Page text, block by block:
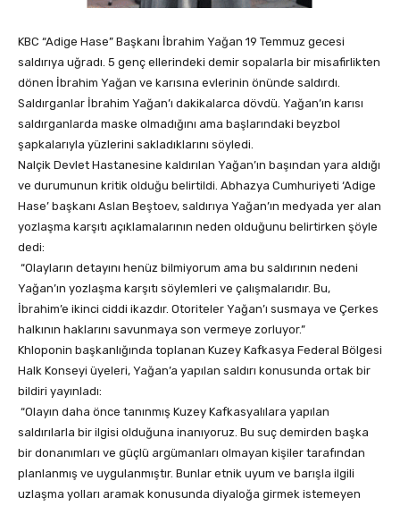
KBC “Adige Hase” Başkanı İbrahim Yağan 19 Temmuz gecesi
saldırıya uğradı. 5 genç ellerindeki demir sopalarla bir misafirlikten
dönen İbrahim Yağan ve karısına evlerinin önünde saldırdı.
Saldırganlar İbrahim Yağan’ı dakikalarca dövdü. Yağan’ın karısı
saldırganlarda maske olmadığını ama başlarındaki beyzbol
şapkalarıyla yüzlerini sakladıklarını söyledi.
Nalçik Devlet Hastanesine kaldırılan Yağan’ın başından yara aldığı
ve durumunun kritik olduğu belirtildi. Abhazya Cumhuriyeti ‘Adige
Hase’ başkanı Aslan Beştoev, saldırıya Yağan’ın medyada yer alan
yozlaşma karşıtı açıklamalarının neden olduğunu belirtirken şöyle
dedi:
“Olayların detayını henüz bilmiyorum ama bu saldırının nedeni
Yağan’ın yozlaşma karşıtı söylemleri ve çalışmalarıdır. Bu,
İbrahim’e ikinci ciddi ikazdır. Otoriteler Yağan’ı susmaya ve Çerkes
halkının haklarını savunmaya son vermeye zorluyor.”
Khloponin başkanlığında toplanan Kuzey Kafkasya Federal Bölgesi
Halk Konseyi üyeleri, Yağan’a yapılan saldırı konusunda ortak bir
bildiri yayınladı:
“Olayın daha önce tanınmış Kuzey Kafkasyalılara yapılan
saldırılarla bir ilgisi olduğuna inanıyoruz. Bu suç demirden başka
bir donanımları ve güçlü argümanları olmayan kişiler tarafından
planlanmış ve uygulanmıştır. Bunlar etnik uyum ve barışla ilgili
uzlaşma yolları aramak konusunda diyaloğa girmek istemeyen